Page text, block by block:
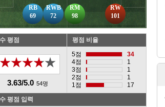
RWB
72
RB
69
RM
98
RW
101
평점
★★★★★
3.63/5.0 54명
평점 비율
5점
34
4점
1
3점
1
2점
1
1점
17
평점 입력